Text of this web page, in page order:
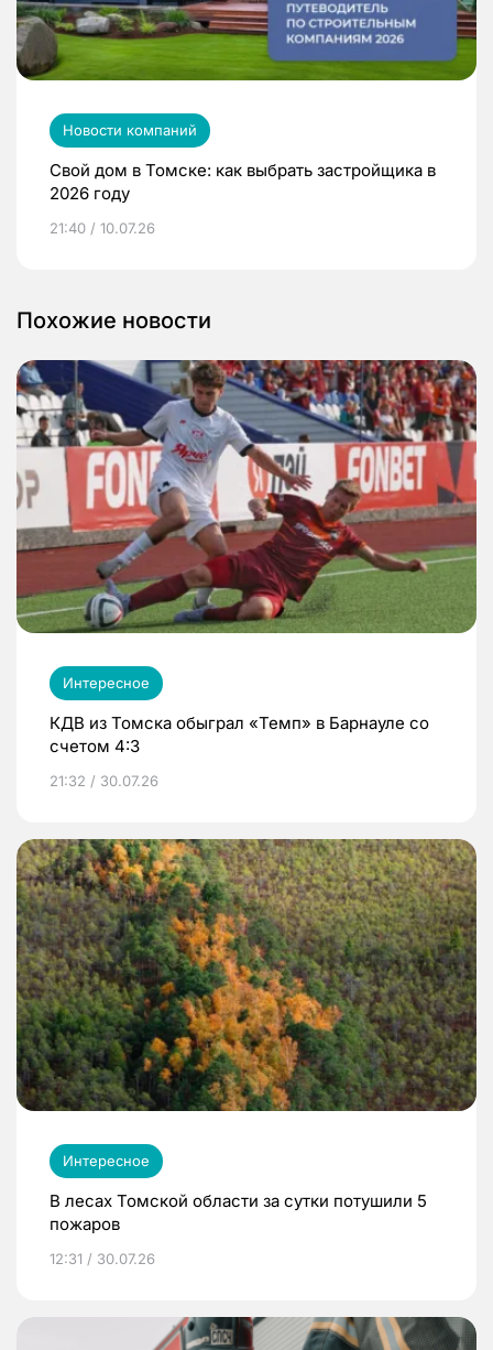
Новости компаний
Свой дом в Томске: как выбрать застройщика в
2026 году
21:40 / 10.07.26
Похожие новости
Интересное
КДВ из Томска обыграл «Темп» в Барнауле со
счетом 4:3
21:32 / 30.07.26
Интересное
В лесах Томской области за сутки потушили 5
пожаров
12:31 / 30.07.26